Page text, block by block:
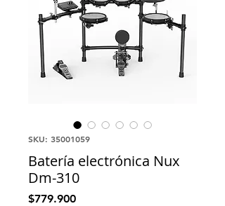
SKU: 35001059
Batería electrónica Nux
Dm-310
$779.900Precio